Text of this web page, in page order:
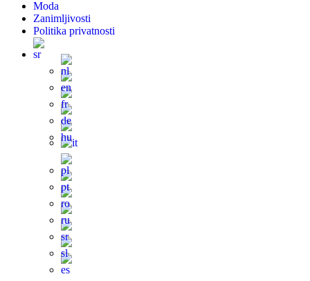
Moda
Zanimljivosti
Politika privatnosti